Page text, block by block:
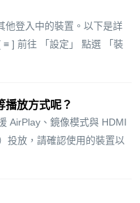
他登入中的裝置。以下是詳
≡ ] 前往 「設定」 點選 「裝
放方式呢？
AirPlay、鏡像模式與 HDMI
投放，請確認使用的裝置以